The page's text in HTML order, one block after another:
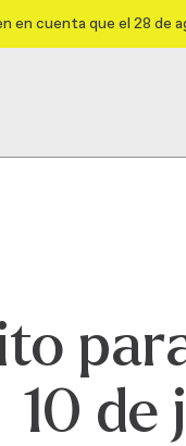
en cuenta que el 28 de
10